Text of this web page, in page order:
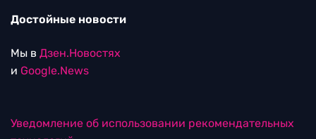
Достойные новости
Мы в Дзен.Новостях
и Google.News
Уведомление об использовании рекомендательных